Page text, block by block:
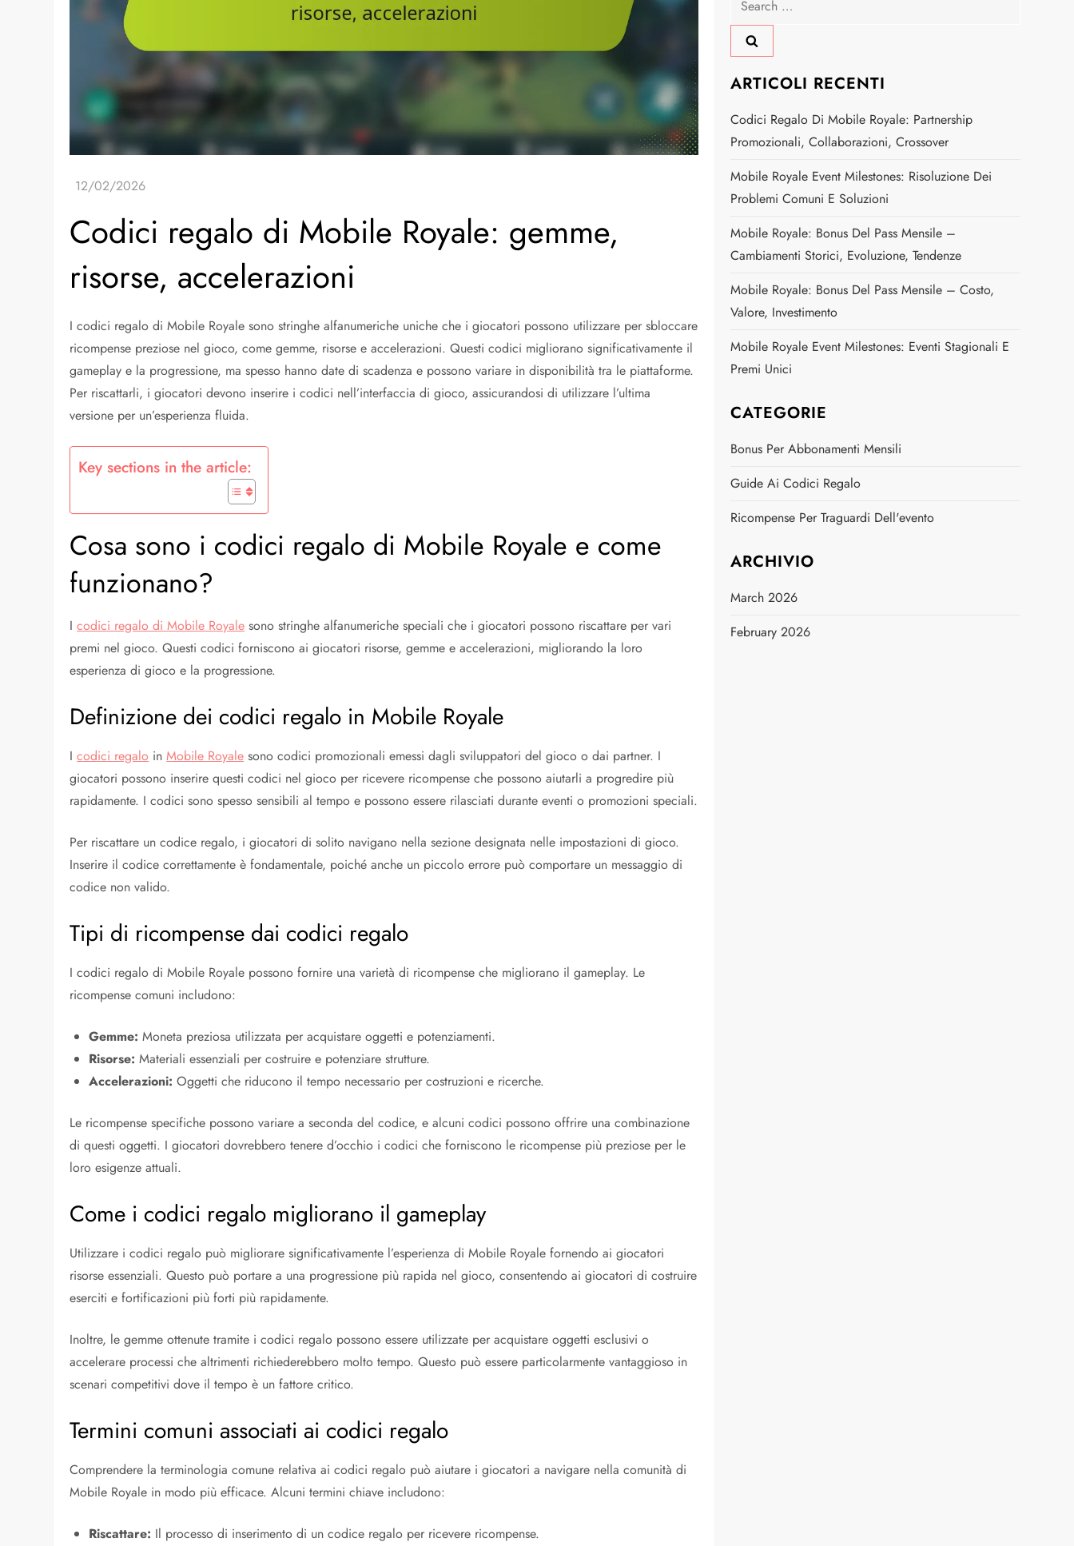
Codici regalo di Mobile Royale: gemme,
risorse, accelerazioni
I codici regalo di Mobile Royale sono stringhe alfanumeriche uniche che i giocatori possono utilizzare per sbloccare
ricompense preziose nel gioco, come gemme, risorse e accelerazioni. Questi codici migliorano significativamente il
gameplay e la progressione, ma spesso hanno date di scadenza e possono variare in disponibilità tra le piattaforme.
Per riscattarli, i giocatori devono inserire i codici nell’interfaccia di gioco, assicurandosi di utilizzare l’ultima
versione per un’esperienza fluida.
Key sections in the article:
Cosa sono i codici regalo di Mobile Royale e come
funzionano?
Icodici regalo di Mobile Royale sono stringhe alfanumeriche speciali che i giocatori possono riscattare per vari
premi nel gioco. Questi codici forniscono ai giocatori risorse, gemme e accelerazioni, migliorando la loro
esperienza di gioco e la progressione.
Definizione dei codici regalo in Mobile Royale
Icodici regalo inMobile Royale sono codici promozionali emessi dagli sviluppatori del gioco o dai partner. I
giocatori possono inserire questi codici nel gioco per ricevere ricompense che possono aiutarli a progredire più
rapidamente. I codici sono spesso sensibili al tempo e possono essere rilasciati durante eventi o promozioni speciali.
Per riscattare un codice regalo, i giocatori di solito navigano nella sezione designata nelle impostazioni di gioco.
Inserire il codice correttamente è fondamentale, poiché anche un piccolo errore può comportare un messaggio di
codice non valido.
Tipi di ricompense dai codici regalo
I codici regalo di Mobile Royale possono fornire una varietà di ricompense che migliorano il gameplay. Le
ricompense comuni includono:
Gemme: Moneta preziosa utilizzata per acquistare oggetti e potenziamenti.
Risorse: Materiali essenziali per costruire e potenziare strutture.
Accelerazioni: Oggetti che riducono il tempo necessario per costruzioni e ricerche.
Le ricompense specifiche possono variare a seconda del codice, e alcuni codici possono offrire una combinazione
di questi oggetti. I giocatori dovrebbero tenere d’occhio i codici che forniscono le ricompense più preziose per le
loro esigenze attuali.
Come i codici regalo migliorano il gameplay
Utilizzare i codici regalo può migliorare significativamente l’esperienza di Mobile Royale fornendo ai giocatori
risorse essenziali. Questo può portare a una progressione più rapida nel gioco, consentendo ai giocatori di costruire
eserciti e fortificazioni più forti più rapidamente.
Inoltre, le gemme ottenute tramite i codici regalo possono essere utilizzate per acquistare oggetti esclusivi o
accelerare processi che altrimenti richiederebbero molto tempo. Questo può essere particolarmente vantaggioso in
scenari competitivi dove il tempo è un fattore critico.
Termini comuni associati ai codici regalo
Comprendere la terminologia comune relativa ai codici regalo può aiutare i giocatori a navigare nella comunità di
Mobile Royale in modo più efficace. Alcuni termini chiave includono:
Riscattare: Il processo di inserimento di un codice regalo per ricevere ricompense.
for:
ARTICOLI RECENTI
Codici Regalo Di Mobile Royale: Partnership
Promozionali, Collaborazioni, Crossover
Mobile Royale Event Milestones: Risoluzione Dei
Problemi Comuni E Soluzioni
Mobile Royale: Bonus Del Pass Mensile –
Cambiamenti Storici, Evoluzione, Tendenze
Mobile Royale: Bonus Del Pass Mensile – Costo,
Valore, Investimento
Mobile Royale Event Milestones: Eventi Stagionali E
Premi Unici
CATEGORIE
Bonus Per Abbonamenti Mensili
Guide Ai Codici Regalo
Ricompense Per Traguardi Dell'evento
ARCHIVIO
March 2026
February 2026